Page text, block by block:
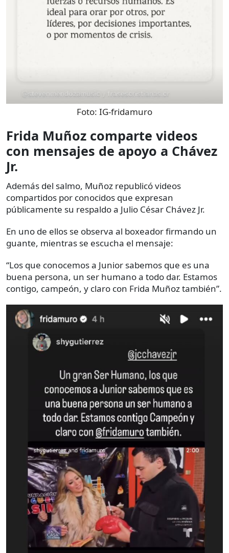
Foto: IG-fridamuro
Frida Muñoz comparte videos
con mensajes de apoyo a Chávez
Jr.
Además del salmo, Muñoz republicó videos
compartidos por conocidos que expresan
públicamente su respaldo a Julio César Chávez Jr.
En uno de ellos se observa al boxeador firmando un
guante, mientras se escucha el mensaje:
“Los que conocemos a Junior sabemos que es una
buena persona, un ser humano a todo dar. Estamos
contigo, campeón, y claro con Frida Muñoz también”.